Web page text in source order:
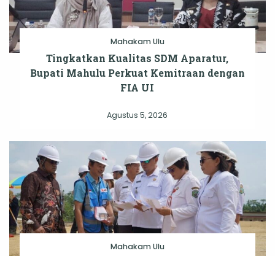
Mahakam Ulu
Tingkatkan Kualitas SDM Aparatur,
Bupati Mahulu Perkuat Kemitraan dengan
FIA UI
Agustus 5, 2026
Mahakam Ulu